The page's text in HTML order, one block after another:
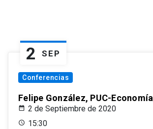
2 SEP
Conferencias
Felipe González, PUC-Economía
2 de Septiembre de 2020
15:30